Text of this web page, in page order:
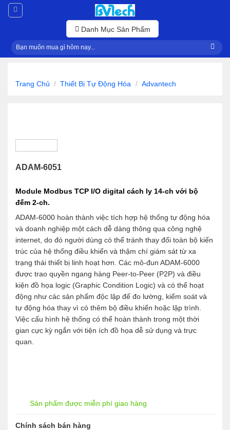
Skip
Danh Mục Sản Phẩm
Tìm
kiếm:
Trang Chủ / Thiết Bị Tự Động Hóa / Advantech
ADAM-6051
Module Modbus TCP I/O digital cách ly 14-ch với bộ
đếm 2-ch.
ADAM-6000 hoàn thành việc tích hợp hệ thống tự động hóa
và doanh nghiệp một cách dễ dàng thông qua công nghệ
internet, do đó người dùng có thể tránh thay đổi toàn bộ kiến
trúc của hệ thống điều khiển và thậm chí giám sát từ xa
trạng thái thiết bị linh hoạt hơn. Các mô-đun ADAM-6000
được trao quyền ngang hàng Peer-to-Peer (P2P) và điều
kiện đồ họa logic (Graphic Condition Logic) và có thể hoạt
động như các sản phẩm độc lập để đo lường, kiểm soát và
tự động hóa thay vì có thêm bộ điều khiển hoặc lập trình.
Việc cấu hình hệ thống có thể hoàn thành trong một thời
gian cực kỳ ngắn với tiện ích đồ họa dễ sử dụng và trực
quan.
Sản phẩm được miễn phí giao hàng
Chính sách bán hàng